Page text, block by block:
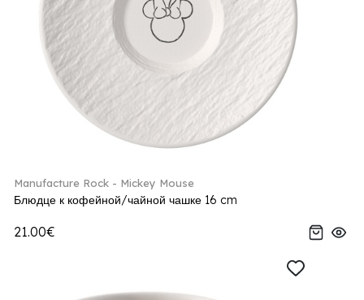
Manufacture Rock - Mickey Mouse
Блюдце к кофейной/чайной чашке 16 cm
21.00€